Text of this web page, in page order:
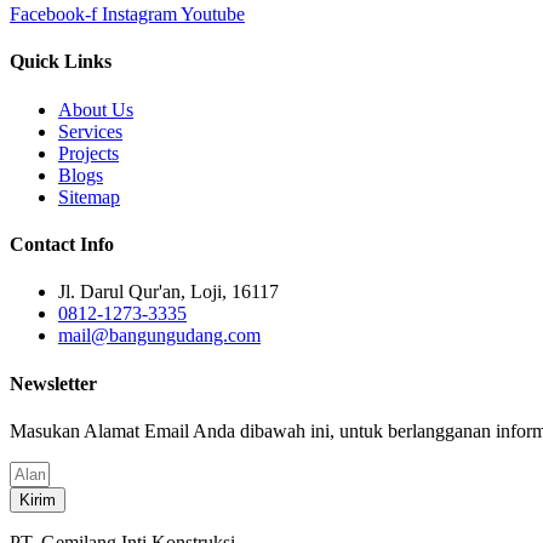
Facebook-f InstagramYoutube
Quick Links
About Us
Services
Projects
Blogs
Sitemap
Contact Info
Jl. Darul Qur'an, Loji, 16117
0812-1273-3335
mail@bangungudang.com
Newsletter
Masukan Alamat Email Anda dibawah ini, untuk berlangganan
Kirim